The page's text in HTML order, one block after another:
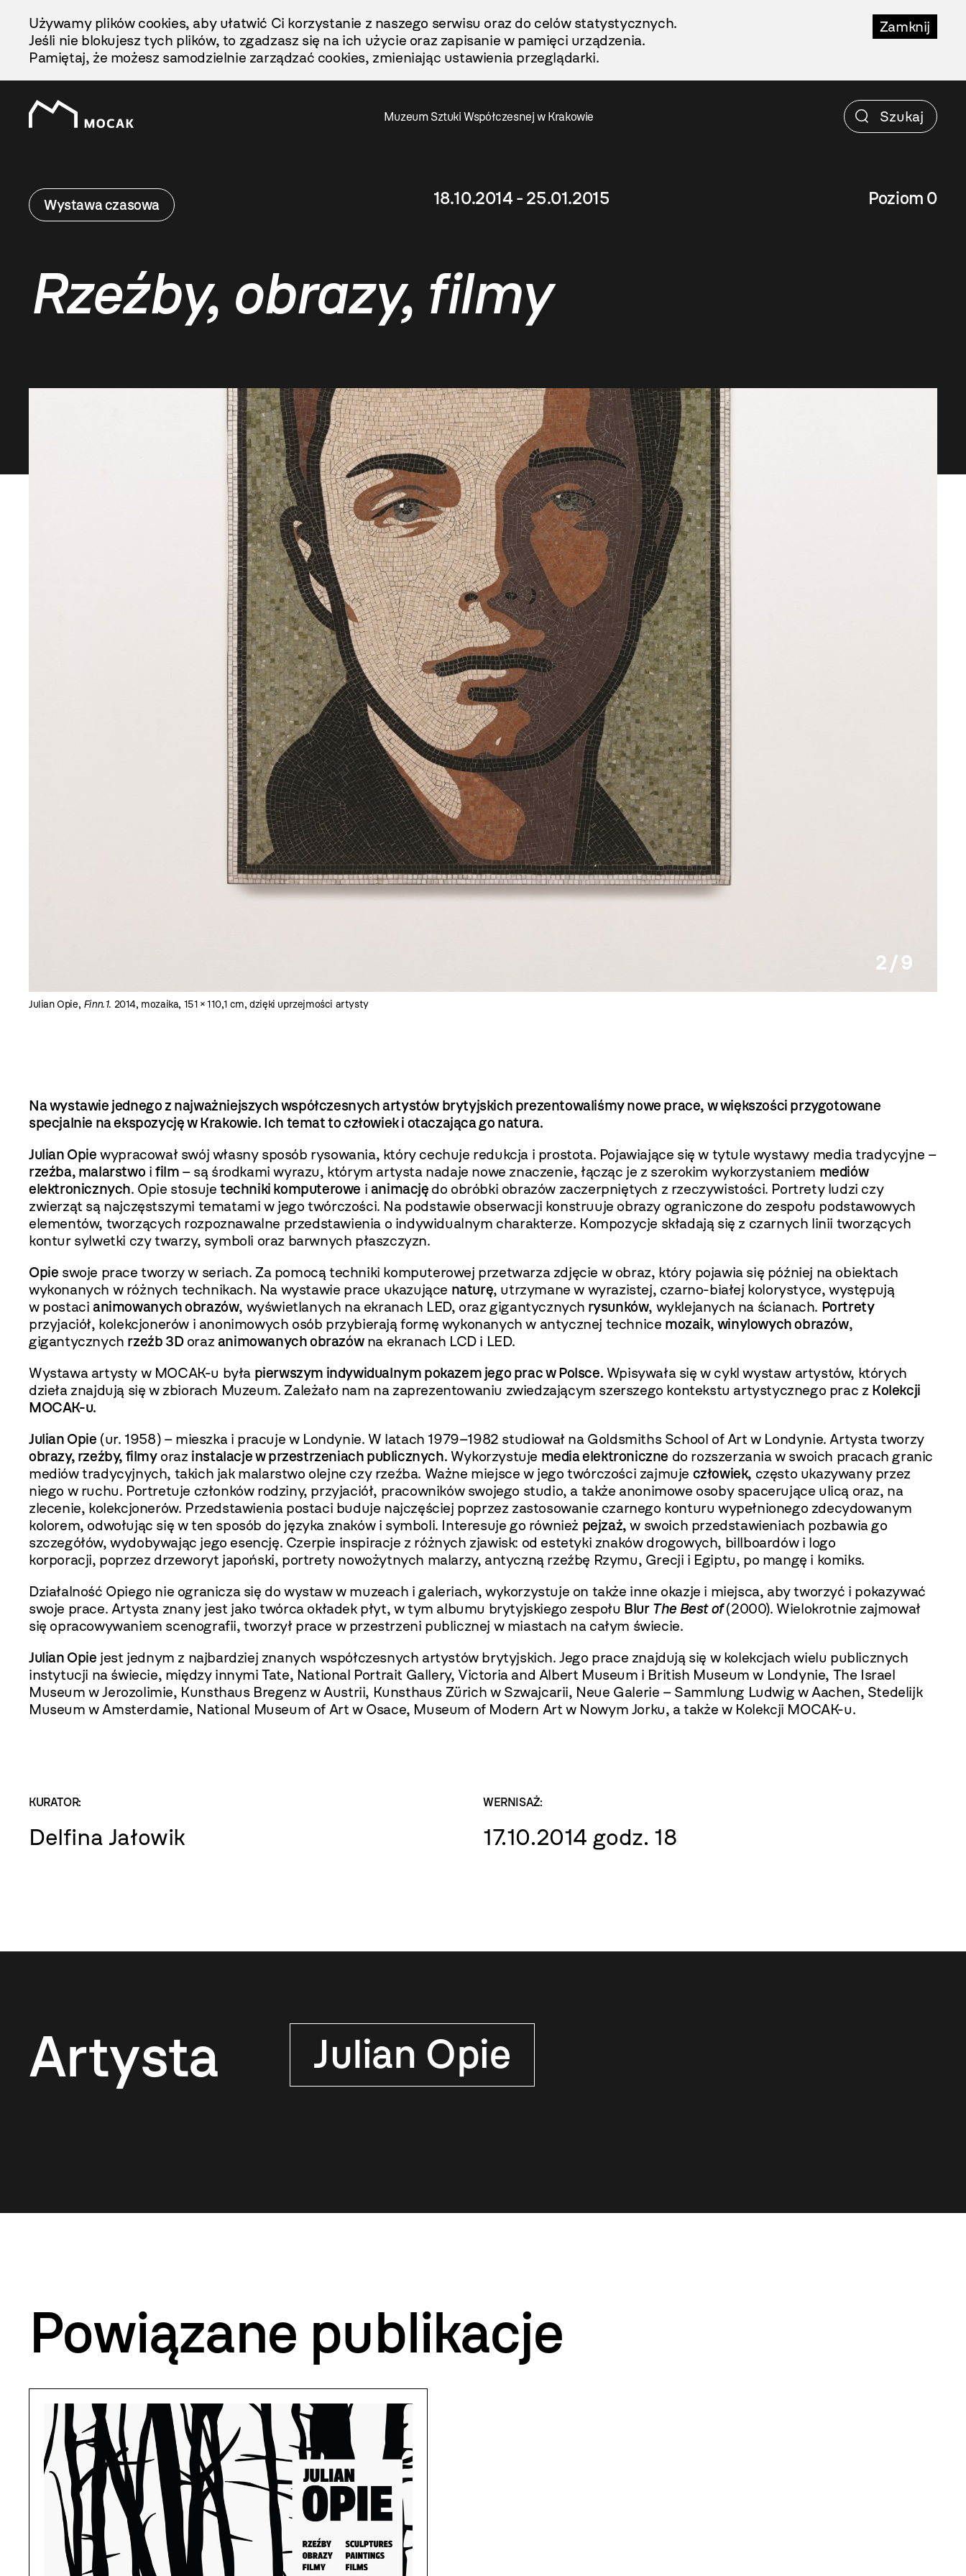
Treści
Zamknij
Używamy plików cookies, aby ułatwić Ci korzystanie z naszego serwisu oraz do celów statystycznych.
Jeśli nie blokujesz tych plików, to zgadzasz się na ich użycie oraz zapisanie w pamięci urządzenia.
Pamiętaj, że możesz samodzielnie zarządzać cookies, zmieniając ustawienia przeglądarki.
Muzeum Sztuki Współczesnej w Krakowie
Wystawa czasowa 18.10.2014 - 25.01.2015 Poziom 0
Rzeźby, obrazy, filmy
Julian Opie, Finn.1. 2014, mozaika, 151 × 110,1 cm, dzięki uprzejmości artysty
2 / 9
Na wystawie jednego z najważniejszych współczesnych artystów brytyjskich prezentowaliśmy nowe prace, w większości przygotowane
specjalnie na ekspozycję w Krakowie. Ich temat to człowiek i otaczająca go natura.
Julian Opie wypracował swój własny sposób rysowania, który cechuje redukcja i prostota. Pojawiające się w tytule wystawy media tradycyjne –
rzeźba, malarstwo ifilm – są środkami wyrazu, którym artysta nadaje nowe znaczenie, łącząc je z szerokim wykorzystaniem mediów
elektronicznych. Opie stosuje techniki komputerowe i animację do obróbki obrazów zaczerpniętych z rzeczywistości. Portrety ludzi czy
zwierząt są najczęstszymi tematami w jego twórczości. Na podstawie obserwacji konstruuje obrazy ograniczone do zespołu podstawowych
elementów, tworzących rozpoznawalne przedstawienia o indywidualnym charakterze. Kompozycje składają się z czarnych linii tworzących
kontur sylwetki czy twarzy, symboli oraz barwnych płaszczyzn.
Opie swoje prace tworzy w seriach. Za pomocą techniki komputerowej przetwarza zdjęcie w obraz, który pojawia się później na obiektach
wykonanych w różnych technikach. Na wystawie prace ukazujące naturę, utrzymane w wyrazistej, czarno-białej kolorystyce, występują
w postaci animowanych obrazów, wyświetlanych na ekranach LED, oraz gigantycznych rysunków, wyklejanych na ścianach. Portrety
przyjaciół, kolekcjonerów i anonimowych osób przybierają formę wykonanych w antycznej technice mozaik, winylowych obrazów,
gigantycznych rzeźb 3Doraz animowanych obrazówna ekranach LCD i LED.
Wystawa artysty w MOCAK-u była pierwszym indywidualnym pokazem jego prac w Polsce. Wpisywała się w cykl wystaw artystów, których
dzieła znajdują się w zbiorach Muzeum. Zależało nam na zaprezentowaniu zwiedzającym szerszego kontekstu artystycznego prac z Kolekcji
MOCAK-u.
Julian Opie (ur. 1958) – mieszka i pracuje w Londynie. W latach 1979–1982 studiował na Goldsmiths School of Art w Londynie. Artysta tworzy
obrazy, rzeźby, filmyoraz instalacje w przestrzeniach publicznych. Wykorzystuje media elektroniczne do rozszerzania w swoich pracach granic
mediów tradycyjnych, takich jak malarstwo olejne czy rzeźba. Ważne miejsce w jego twórczości zajmuje człowiek, często ukazywany przez
niego w ruchu. Portretuje członków rodziny, przyjaciół, pracowników swojego studio, a także anonimowe osoby spacerujące ulicą oraz, na
zlecenie, kolekcjonerów. Przedstawienia postaci buduje najczęściej poprzez zastosowanie czarnego konturu wypełnionego zdecydowanym
kolorem, odwołując się w ten sposób do języka znaków i symboli. Interesuje go również pejzaż, w swoich przedstawieniach pozbawia go
szczegółów, wydobywając jego esencję. Czerpie inspiracje z różnych zjawisk: od estetyki znaków drogowych, billboardów i logo
korporacji, poprzez drzeworyt japoński, portrety nowożytnych malarzy, antyczną rzeźbę Rzymu, Grecji i Egiptu, po mangę i komiks.
Działalność Opiego nie ogranicza się do wystaw w muzeach i galeriach, wykorzystuje on także inne okazje i miejsca, aby tworzyć i pokazywać
swoje prace. Artysta znany jest jako twórca okładek płyt, w tym albumu brytyjskiego zespołu Blur The Best of(2000). Wielokrotnie zajmował
się opracowywaniem scenografii, tworzył prace w przestrzeni publicznej w miastach na całym świecie.
Julian Opie jest jednym z najbardziej znanych współczesnych artystów brytyjskich. Jego prace znajdują się w kolekcjach wielu publicznych
instytucji na świecie, między innymi Tate, National Portrait Gallery, Victoria and Albert Museum i British Museum w Londynie, The Israel
Museum w Jerozolimie, Kunsthaus Bregenz w Austrii, Kunsthaus Zürich w Szwajcarii, Neue Galerie – Sammlung Ludwig w Aachen, Stedelijk
Museum w Amsterdamie, National Museum of Art w Osace, Museum of Modern Art w Nowym Jorku, a także w Kolekcji MOCAK-u.
KURATOR:
Delfina Jałowik
WERNISAŻ:
17.10.2014 godz. 18
Artysta Julian Opie
Powiązane publikacje